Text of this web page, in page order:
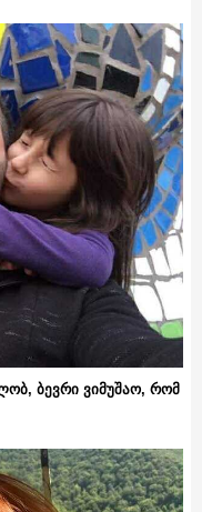
ბევრი ვიმუშაო, რომ